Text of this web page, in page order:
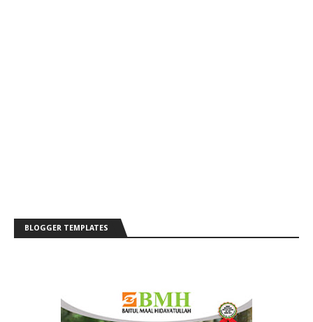
BLOGGER TEMPLATES